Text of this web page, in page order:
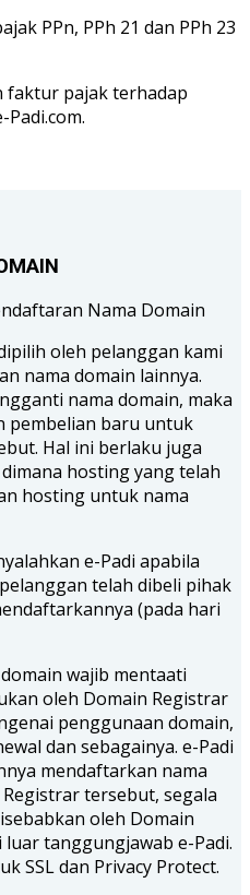
PPn, PPh 21 dan PPh 23
faktur pajak terhadap
Nama Domain
oleh pelanggan kami
nama domain lainnya.
nama domain, maka
pembelian baru untuk
Hal ini berlaku juga
hosting yang telah
hosting untuk nama
e-Padi apabila
telah dibeli pihak
(pada hari
wajib mentaati
oleh Domain Registrar
penggunaan domain,
dan sebagainya. e-Padi
mendaftarkan nama
tersebut, segala
oleh Domain
tanggungjawab e-Padi.
SSL dan Privacy Protect.